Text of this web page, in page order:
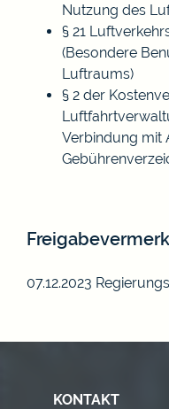
Nutzung des
§ 21
(Besondere
Luftraums)
§ 2 der
Verbindung mit
Freigabevermerk
07.12.2023
KONTAKT